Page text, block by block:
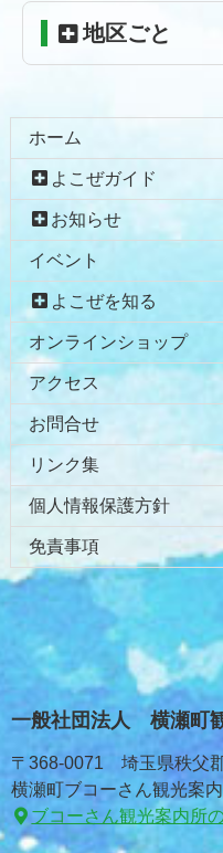
る
地区ごと
ホーム
よこぜガイド
お知らせ
イベント
よこぜを知る
オンラインショップ
アクセス
お問合せ
リンク集
個人情報保護方針
免責事項
一般社団法人 横瀬町
〒368-0071 埼玉県秩父
横瀬町ブコーさん観光案
ブコーさん観光案内所